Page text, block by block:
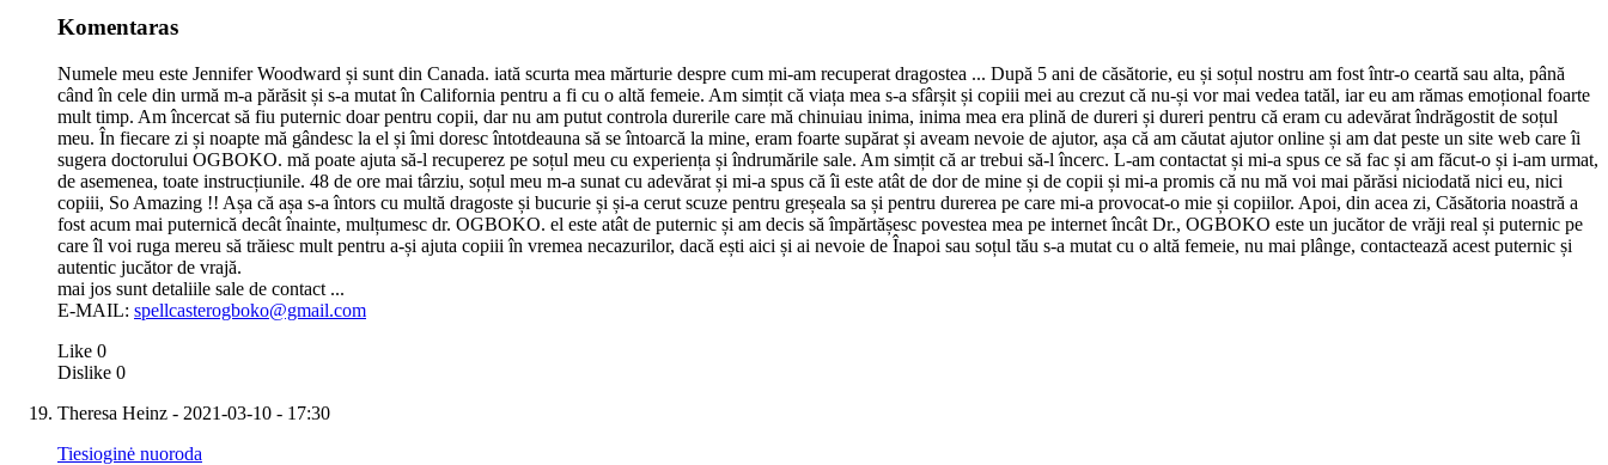
Komentaras
Numele meu este Jennifer Woodward și sunt din Canada. iată scurta mea mărturie despre cum mi-am recuperat dragostea ... După 5 ani de căsătorie, eu și soțul nostru am fost într-o ceartă sau alta, până
când în cele din urmă m-a părăsit și s-a mutat în California pentru a fi cu o altă femeie. Am simțit că viața mea s-a sfârșit și copiii mei au crezut că nu-și vor mai vedea tatăl, iar eu am rămas emoțional foarte
mult timp. Am încercat să fiu puternic doar pentru copii, dar nu am putut controla durerile care mă chinuiau inima, inima mea era plină de dureri și dureri pentru că eram cu adevărat îndrăgostit de soțul
meu. În fiecare zi și noapte mă gândesc la el și îmi doresc întotdeauna să se întoarcă la mine, eram foarte supărat și aveam nevoie de ajutor, așa că am căutat ajutor online și am dat peste un site web care îi
sugera doctorului OGBOKO. mă poate ajuta să-l recuperez pe soțul meu cu experiența și îndrumările sale. Am simțit că ar trebui să-l încerc. L-am contactat și mi-a spus ce să fac și am făcut-o și i-am urmat,
de asemenea, toate instrucțiunile. 48 de ore mai târziu, soțul meu m-a sunat cu adevărat și mi-a spus că îi este atât de dor de mine și de copii și mi-a promis că nu mă voi mai părăsi niciodată nici eu, nici
copiii, So Amazing !! Așa că așa s-a întors cu multă dragoste și bucurie și și-a cerut scuze pentru greșeala sa și pentru durerea pe care mi-a provocat-o mie și copiilor. Apoi, din acea zi, Căsătoria noastră a
fost acum mai puternică decât înainte, mulțumesc dr. OGBOKO. el este atât de puternic și am decis să împărtășesc povestea mea pe internet încât Dr., OGBOKO este un jucător de vrăji real și puternic pe
care îl voi ruga mereu să trăiesc mult pentru a-și ajuta copiii în vremea necazurilor, dacă ești aici și ai nevoie de Înapoi sau soțul tău s-a mutat cu o altă femeie, nu mai plânge, contactează acest puternic și
autentic jucător de vrajă.
mai jos sunt detaliile sale de contact ...
E-MAIL: spellcasterogboko@gmail.com
Like 0
Dislike 0
Theresa Heinz - 2021-03-10 - 17:30
Tiesioginė nuoroda